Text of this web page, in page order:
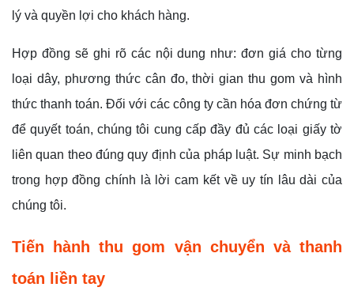
lý và quyền lợi cho khách hàng.
Hợp đồng sẽ ghi rõ các nội dung như: đơn giá cho từng
loại dây, phương thức cân đo, thời gian thu gom và hình
thức thanh toán. Đối với các công ty cần hóa đơn chứng từ
để quyết toán, chúng tôi cung cấp đầy đủ các loại giấy tờ
liên quan theo đúng quy định của pháp luật. Sự minh bạch
trong hợp đồng chính là lời cam kết về uy tín lâu dài của
chúng tôi.
Tiến hành thu gom vận chuyển và thanh
toán liền tay